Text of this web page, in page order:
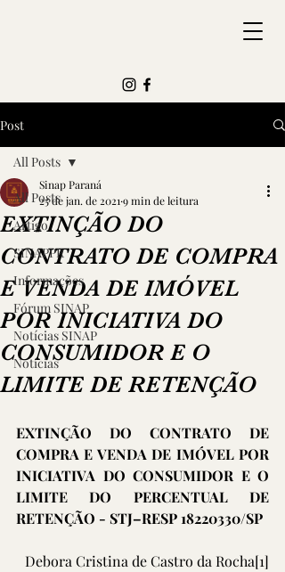
Post
All Posts
Artigo
SINAPPR
Informações
Fórum SINAP
Notícias SINAP
Notícias
All Posts
EXTINÇÃO DO
CONTRATO DE COMPRA
E VENDA DE IMÓVEL
POR INICIATIVA DO
CONSUMIDOR E O
LIMITE DE RETENÇÃO
Sinap Paraná
25 de jan. de 2021 9 min de leitura
EXTINÇÃO DO CONTRATO DE
COMPRA E VENDA DE IMÓVEL POR
INICIATIVA DO CONSUMIDOR E O
LIMITE DO PERCENTUAL DE
RETENÇÃO - STJ–RESP 18220330/SP
Debora Cristina de Castro da Rocha[1]